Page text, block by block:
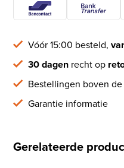
Vóór 15:00 besteld,
30 dagen recht op
Bestellingen boven
Garantie informatie
Gerelateerde